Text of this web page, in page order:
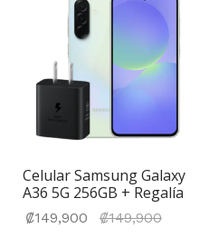
Celular Samsung Galaxy
A36 5G 256GB + Regalía
₡149,900 ₡149,900